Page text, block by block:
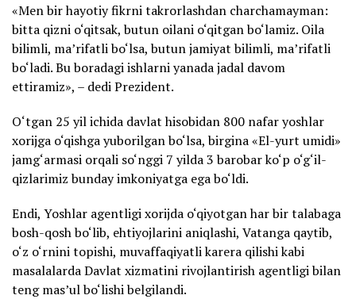
«Men bir hayotiy fikrni takrorlashdan charchamayman:
bitta qizni o‘qitsak, butun oilani o‘qitgan bo‘lamiz. Oila
bilimli, ma’rifatli bo‘lsa, butun jamiyat bilimli, ma’rifatli
bo‘ladi. Bu boradagi ishlarni yanada jadal davom
ettiramiz», – dedi Prezident.
O‘tgan 25 yil ichida davlat hisobidan 800 nafar yoshlar
xorijga o‘qishga yuborilgan bo‘lsa, birgina «El-yurt umidi»
jamg‘armasi orqali so‘nggi 7 yilda 3 barobar ko‘p o‘g‘il-
qizlarimiz bunday imkoniyatga ega bo‘ldi.
Endi, Yoshlar agentligi xorijda o‘qiyotgan har bir talabaga
bosh-qosh bo‘lib, ehtiyojlarini aniqlashi, Vatanga qaytib,
o‘z o‘rnini topishi, muvaffaqiyatli karera qilishi kabi
masalalarda Davlat xizmatini rivojlantirish agentligi bilan
teng mas’ul bo‘lishi belgilandi.